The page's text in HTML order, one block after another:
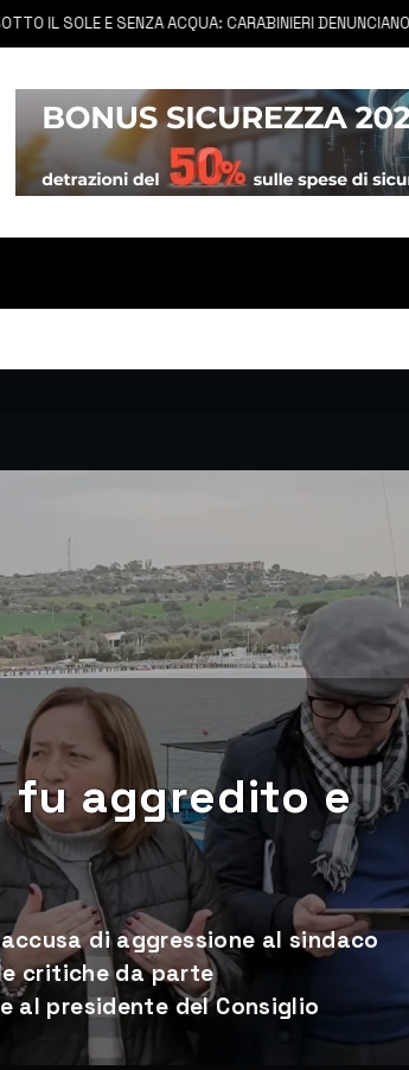
E SENZA ACQUA: CARABINIERI DENUNCIANO
fu aggredito e
di aggressione al sindaco
critiche da parte
al presidente del Consiglio